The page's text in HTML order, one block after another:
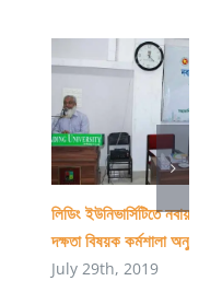
লিডিং ইউনিভার্সিটিতে
দক্ষতা বিষয়ক কর্মশালা অনুষ্ঠিত
July 29th, 2019